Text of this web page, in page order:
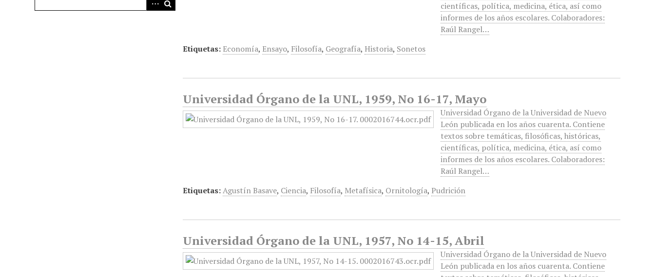
científicas, política, medicina, ética, así como
informes de los años escolares. Colaboradores:
Raúl Rangel…
Etiquetas: Economía, Ensayo, Filosofía, Geografía, Historia, Sonetos
Universidad Órgano de la UNL, 1959, No 16-17, Mayo
Universidad Órgano de la Universidad de Nuevo
León publicada en los años cuarenta. Contiene
textos sobre temáticas, filosóficas, históricas,
científicas, política, medicina, ética, así como
informes de los años escolares. Colaboradores:
Raúl Rangel…
Etiquetas:Agustín Basave, Ciencia, Filosofía, Metafísica, Ornitología, Pudrición
Universidad Órgano de la UNL, 1957, No 14-15, Abril
Universidad Órgano de la Universidad de Nuevo
León publicada en los años cuarenta. Contiene